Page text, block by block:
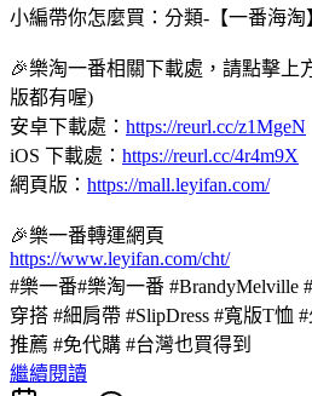
小編帶你怎麼買：分類-【一番海淘
🎉樂淘一番相關下載處，請點擊上
版都有喔)
安卓下載處： https://reurl.cc/z1MgeN
iOS 下載處： https://reurl.cc/4r4m9X
網頁版： https://mall.leyifan.com/
🎉樂一番轉運網頁
https://www.leyifan.com/cht/
#樂一番#樂淘一番 #BrandyMelville
穿搭 #細肩帶 #SlipDress #寬版T恤
推薦 #免代購 #台灣也買得到
繼續閱讀